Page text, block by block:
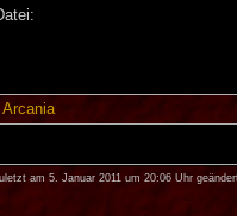
Arcania
am 5. Januar 2011 um 20:06 Uhr